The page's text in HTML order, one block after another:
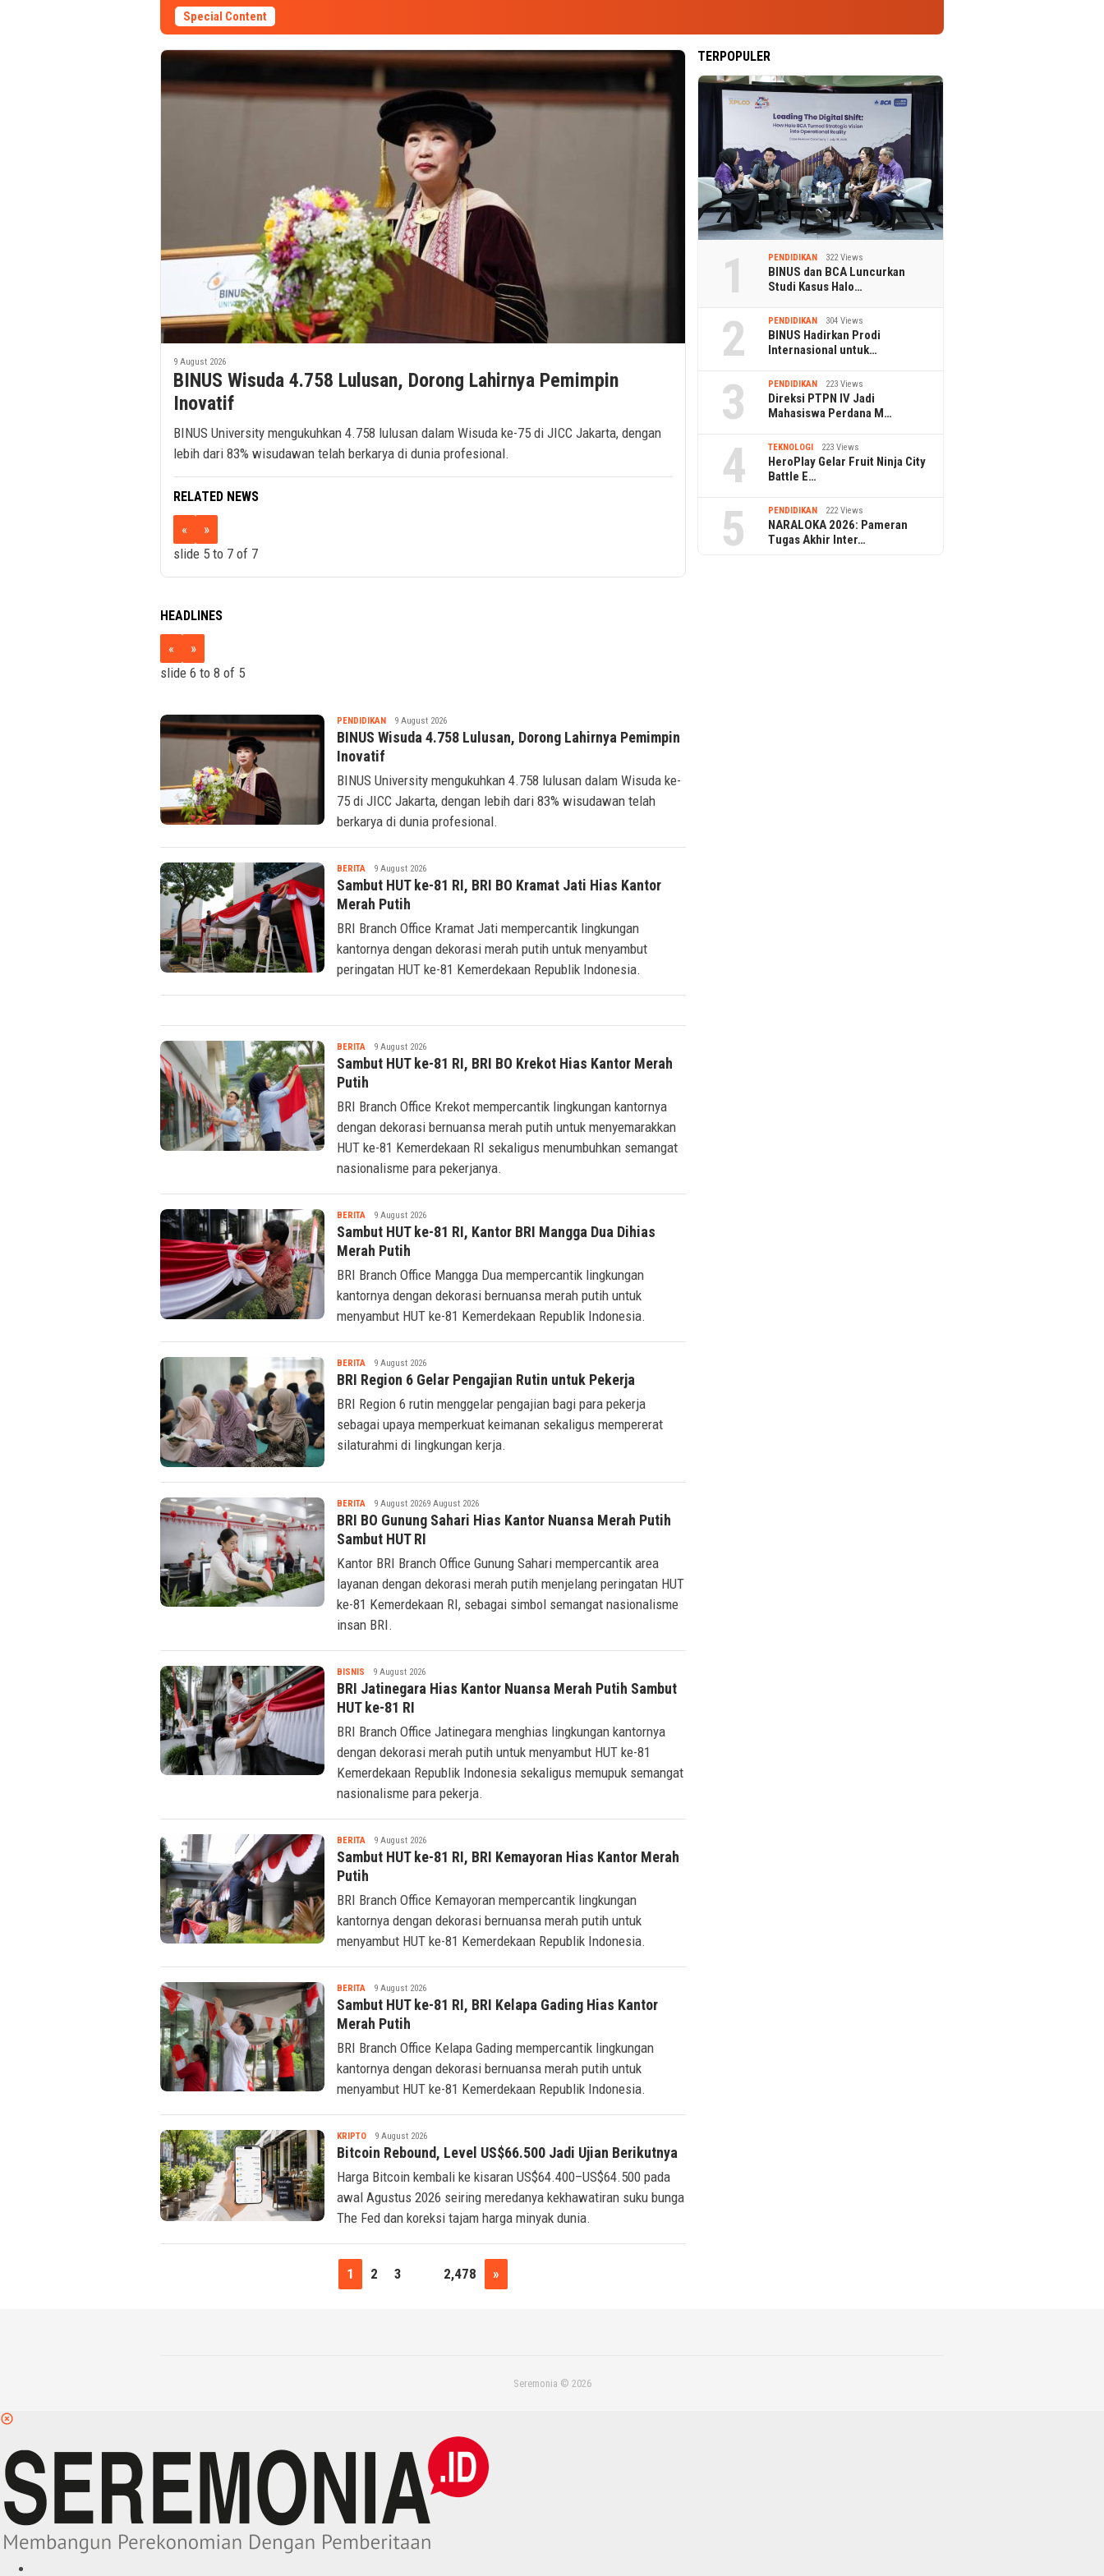
Special Content
9 August 2026
BINUS Wisuda 4.758 Lulusan, Dorong Lahirnya Pemimpin
Inovatif
BINUS University mengukuhkan 4.758 lulusan dalam Wisuda ke-75 di JICC Jakarta, dengan
lebih dari 83% wisudawan telah berkarya di dunia profesional.
RELATED NEWS
«
»
slide 6 to 8 of 7
HEADLINES
«
»
slide 7 to 9 of 5
SEREMONIA.ID PENDIDIKANTsaqif
Ridwan
9 August 2026
BINUS Wisuda 4.758 Lulusan, Dorong Lahirnya Pemimpin
Inovatif
BINUS University mengukuhkan 4.758 lulusan dalam Wisuda ke-
75 di JICC Jakarta, dengan lebih dari 83% wisudawan telah
berkarya di dunia profesional.
BERITATsaqif
Ridwan
9 August 2026
Sambut HUT ke-81 RI, BRI BO Kramat Jati Hias Kantor
Merah Putih
BRI Branch Office Kramat Jati mempercantik lingkungan
kantornya dengan dekorasi merah putih untuk menyambut
peringatan HUT ke-81 Kemerdekaan Republik Indonesia.
BERITATsaqif
Ridwan
9 August 2026
Sambut HUT ke-81 RI, BRI BO Krekot Hias Kantor Merah
Putih
BRI Branch Office Krekot mempercantik lingkungan kantornya
dengan dekorasi bernuansa merah putih untuk menyemarakkan
HUT ke-81 Kemerdekaan RI sekaligus menumbuhkan semangat
nasionalisme para pekerjanya.
BERITATsaqif
Ridwan
9 August 2026
Sambut HUT ke-81 RI, Kantor BRI Mangga Dua Dihias
Merah Putih
BRI Branch Office Mangga Dua mempercantik lingkungan
kantornya dengan dekorasi bernuansa merah putih untuk
menyambut HUT ke-81 Kemerdekaan Republik Indonesia.
BERITATsaqif
Ridwan
9 August 2026
BRI Region 6 Gelar Pengajian Rutin untuk Pekerja
BRI Region 6 rutin menggelar pengajian bagi para pekerja
sebagai upaya memperkuat keimanan sekaligus mempererat
silaturahmi di lingkungan kerja.
BERITA Tsaqif
Ridwan
9 August 20269 August 2026
BRI BO Gunung Sahari Hias Kantor Nuansa Merah Putih
Sambut HUT RI
Kantor BRI Branch Office Gunung Sahari mempercantik area
layanan dengan dekorasi merah putih menjelang peringatan HUT
ke-81 Kemerdekaan RI, sebagai simbol semangat nasionalisme
insan BRI.
BISNIS Tsaqif
Ridwan
9 August 2026
BRI Jatinegara Hias Kantor Nuansa Merah Putih Sambut
HUT ke-81 RI
BRI Branch Office Jatinegara menghias lingkungan kantornya
dengan dekorasi merah putih untuk menyambut HUT ke-81
Kemerdekaan Republik Indonesia sekaligus memupuk semangat
nasionalisme para pekerja.
BERITA Tsaqif
Ridwan
9 August 2026
Sambut HUT ke-81 RI, BRI Kemayoran Hias Kantor Merah
Putih
BRI Branch Office Kemayoran mempercantik lingkungan
kantornya dengan dekorasi bernuansa merah putih untuk
menyambut HUT ke-81 Kemerdekaan Republik Indonesia.
BERITA Tsaqif
Ridwan
9 August 2026
Sambut HUT ke-81 RI, BRI Kelapa Gading Hias Kantor
Merah Putih
BRI Branch Office Kelapa Gading mempercantik lingkungan
kantornya dengan dekorasi bernuansa merah putih untuk
menyambut HUT ke-81 Kemerdekaan Republik Indonesia.
KRIPTOTsaqif
Ridwan
9 August 2026
Bitcoin Rebound, Level US$66.500 Jadi Ujian Berikutnya
Harga Bitcoin kembali ke kisaran US$64.400–US$64.500 pada
awal Agustus 2026 seiring meredanya kekhawatiran suku bunga
The Fed dan koreksi tajam harga minyak dunia.
1 2 3 2,478 »
TERPOPULER
1 PENDIDIKAN 322 Views
BINUS dan BCA Luncurkan
Studi Kasus Halo…
2 PENDIDIKAN 304 Views
BINUS Hadirkan Prodi
Internasional untuk…
3 PENDIDIKAN 223 Views
Direksi PTPN IV Jadi
Mahasiswa Perdana M…
4 TEKNOLOGI 223 Views
HeroPlay Gelar Fruit Ninja City
Battle E…
5 PENDIDIKAN 222 Views
NARALOKA 2026: Pameran
Tugas Akhir Inter…
Seremonia © 2026